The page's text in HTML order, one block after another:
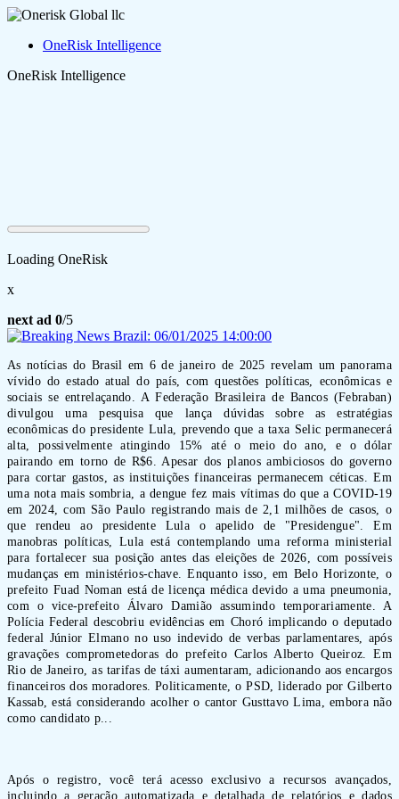
OneRisk Intelligence
OneRisk Intelligence
Loading OneRisk
x
next ad 0/5
As notícias do Brasil em 6 de janeiro de 2025 revelam um panorama
vívido do estado atual do país, com questões políticas, econômicas e
sociais se entrelaçando. A Federação Brasileira de Bancos (Febraban)
divulgou uma pesquisa que lança dúvidas sobre as estratégias
econômicas do presidente Lula, prevendo que a taxa Selic permanecerá
alta, possivelmente atingindo 15% até o meio do ano, e o dólar
pairando em torno de R$6. Apesar dos planos ambiciosos do governo
para cortar gastos, as instituições financeiras permanecem céticas. Em
uma nota mais sombria, a dengue fez mais vítimas do que a COVID-19
em 2024, com São Paulo registrando mais de 2,1 milhões de casos, o
que rendeu ao presidente Lula o apelido de "Presidengue". Em
manobras políticas, Lula está contemplando uma reforma ministerial
para fortalecer sua posição antes das eleições de 2026, com possíveis
mudanças em ministérios-chave. Enquanto isso, em Belo Horizonte, o
prefeito Fuad Noman está de licença médica devido a uma pneumonia,
com o vice-prefeito Álvaro Damião assumindo temporariamente. A
Polícia Federal descobriu evidências em Choró implicando o deputado
federal Júnior Elmano no uso indevido de verbas parlamentares, após
gravações comprometedoras do prefeito Carlos Alberto Queiroz. Em
Rio de Janeiro, as tarifas de táxi aumentaram, adicionando aos encargos
financeiros dos moradores. Politicamente, o PSD, liderado por Gilberto
Kassab, está considerando acolher o cantor Gusttavo Lima, embora não
como candidato p...
Após o registro, você terá acesso exclusivo a recursos avançados,
incluindo a geração automatizada e detalhada de relatórios e dados